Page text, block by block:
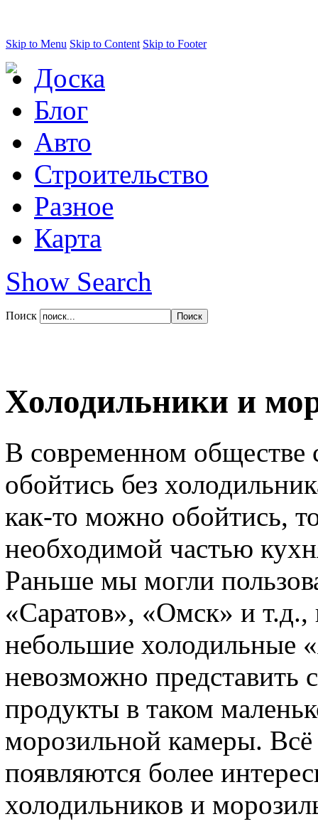
Skip to Menu Skip to Content Skip to Footer
Доска
Блог
Авто
Строительство
Разное
Карта
Show Search
Поиск
Холодильники и
В современном
обойтись без
как-то можно обойтись,
необходимой частью
Раньше мы могли
«Саратов», «Омск» и т.д.,
небольшие холодильные
невозможно представить
продукты в таком
морозильной камеры.
появляются более
холодильников и